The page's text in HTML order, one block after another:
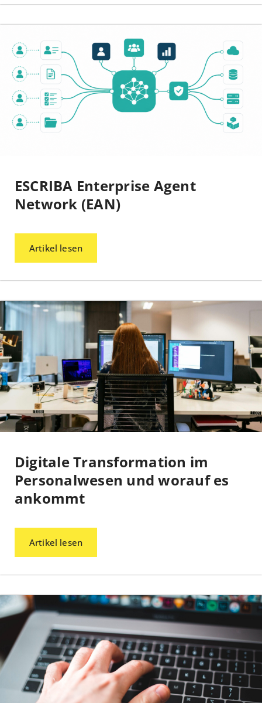
ESCRIBA Enterprise Agent
Network (EAN)
Artikel lesen
Digitale Transformation im
Personalwesen und worauf es
ankommt
Artikel lesen